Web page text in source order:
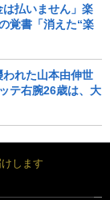
は払いません」楽
覚書「消えた“楽
われた山本由伸世
テ右腕26歳は、大
します